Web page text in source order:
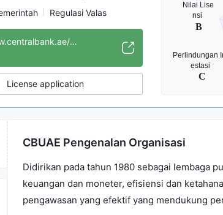
Regulasi Valas
https://www.centralbank.ae/en
License application
CBUAE Pengenalan Organisasi
Didirikan pada tahun 1980 sebagai lembaga
keuangan dan moneter, efisiensi dan
pengawasan yang efektif yang mendukung